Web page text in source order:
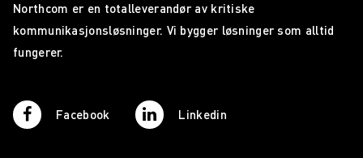
Northcom er en totalleverandør av kritiske
kommunikasjonsløsninger. Vi bygger løsninger som alltid
fungerer.
Facebook Linkedin